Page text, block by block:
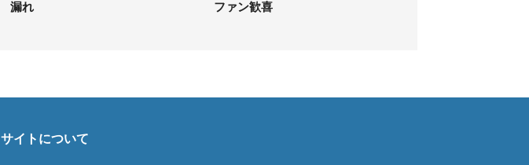
漏れ
ファン歓喜
サイトについて